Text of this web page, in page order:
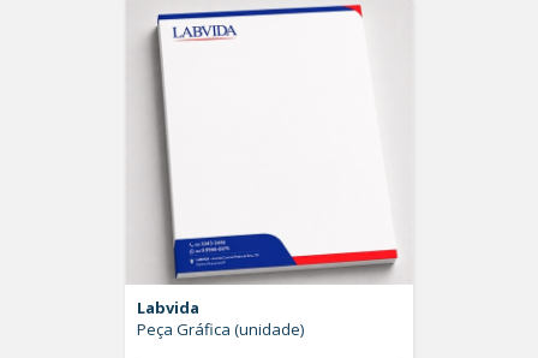
Labvida
Peça Gráfica (unidade)